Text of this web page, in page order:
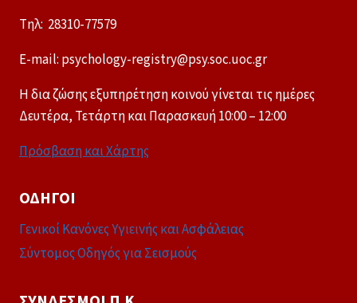
Tηλ: 28310-77579
E-mail: psychology-registry@psy.soc.uoc.gr
Η δια ζώσης εξυπηρέτηση κοινού γίνεται τις ημέρες
Δευτέρα, Τετάρτη και Παρασκευή 10:00 – 12:00
Πρόσβαση και Χάρτης
ΟΔΗΓΟΊ
Γενικοί Κανόνες Υγιεινής και Ασφάλειας
Σύντομος Οδηγός για Σεισμούς